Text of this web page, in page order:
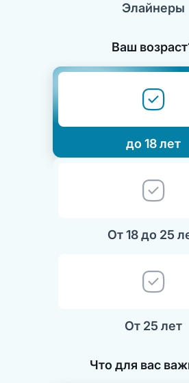
Элайнеры
Ваш
до 18 лет
От 18 до 25
От 25 лет
Что для вас